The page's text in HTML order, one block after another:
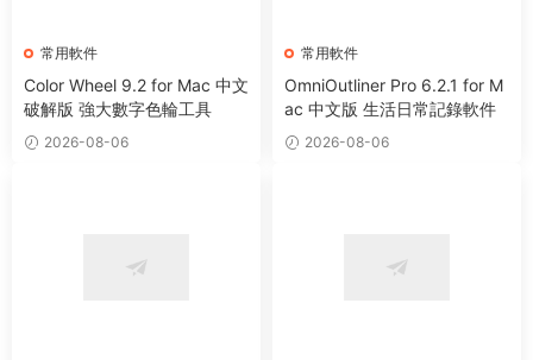
常用軟件
Color Wheel 9.2 for Mac 中文
破解版 強大數字色輪工具
2026-08-06
常用軟件
OmniOutliner Pro 6.2.1 for M
ac 中文版 生活日常記錄軟件
2026-08-06